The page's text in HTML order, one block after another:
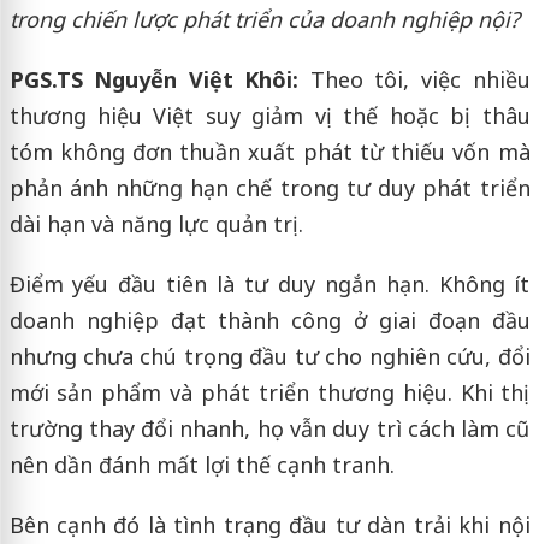
trong chiến lược phát triển của doanh nghiệp nội?
PGS.TS Nguyễn Việt Khôi: Theo tôi, việc nhiều
thương hiệu Việt suy giảm vị thế hoặc bị thâu
tóm không đơn thuần xuất phát từ thiếu vốn mà
phản ánh những hạn chế trong tư duy phát triển
dài hạn và năng lực quản trị.
Điểm yếu đầu tiên là tư duy ngắn hạn. Không ít
doanh nghiệp đạt thành công ở giai đoạn đầu
nhưng chưa chú trọng đầu tư cho nghiên cứu, đổi
mới sản phẩm và phát triển thương hiệu. Khi thị
trường thay đổi nhanh, họ vẫn duy trì cách làm cũ
nên dần đánh mất lợi thế cạnh tranh.
Bên cạnh đó là tình trạng đầu tư dàn trải khi nội